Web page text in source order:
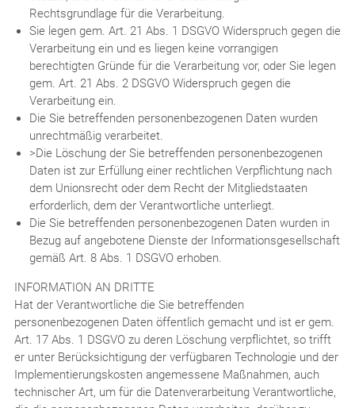
Rechtsgrundlage für die Verarbeitung.
Sie legen gem. Art. 21 Abs. 1 DSGVO Widerspruch gegen die
Verarbeitung ein und es liegen keine vorrangigen
berechtigten Gründe für die Verarbeitung vor, oder Sie legen
gem. Art. 21 Abs. 2 DSGVO Widerspruch gegen die
Verarbeitung ein.
Die Sie betreffenden personenbezogenen Daten wurden
unrechtmäßig verarbeitet.
>Die Löschung der Sie betreffenden personenbezogenen
Daten ist zur Erfüllung einer rechtlichen Verpflichtung nach
dem Unionsrecht oder dem Recht der Mitgliedstaaten
erforderlich, dem der Verantwortliche unterliegt.
Die Sie betreffenden personenbezogenen Daten wurden in
Bezug auf angebotene Dienste der Informationsgesellschaft
gemäß Art. 8 Abs. 1 DSGVO erhoben.
INFORMATION AN DRITTE
Hat der Verantwortliche die Sie betreffenden
personenbezogenen Daten öffentlich gemacht und ist er gem.
Art. 17 Abs. 1 DSGVO zu deren Löschung verpflichtet, so trifft
er unter Berücksichtigung der verfügbaren Technologie und der
Implementierungskosten angemessene Maßnahmen, auch
technischer Art, um für die Datenverarbeitung Verantwortliche,